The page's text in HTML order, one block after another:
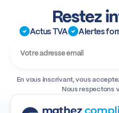
Restez
Actus TVA Alertes
En vous inscrivant, vous
Nous respectons